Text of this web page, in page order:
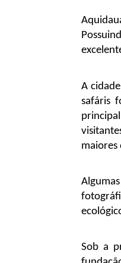
A
safáris
maiores
Sob a